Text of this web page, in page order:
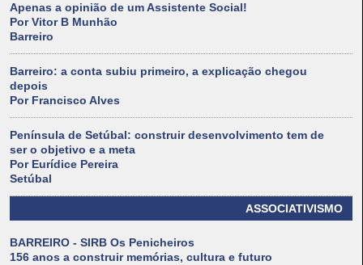
Apenas a opinião de um Assistente Social!
Por Vitor B Munhão
Barreiro
Barreiro: a conta subiu primeiro, a explicação chegou
depois
Por Francisco Alves
Península de Setúbal: construir desenvolvimento tem de
ser o objetivo e a meta
Por Eurídice Pereira
Setúbal
ASSOCIATIVISMO
BARREIRO - SIRB Os Penicheiros
156 anos a construir memórias, cultura e futuro